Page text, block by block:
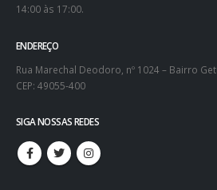
14:00 às 17:00.
ENDEREÇO
Rua Marechal Deodoro, nº 1024 – Bairro
CEP: 49055-400
SIGA NOSSAS REDES